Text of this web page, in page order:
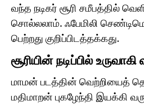
வந்த நடிகர் சூரி சமீபத்தில்
சொல்லலாம். ஃபேமிலி
பெற்றது குறிப்பிடத்தக்கது.
சூரியின் நடிப்பில்
மாமன் படத்தின் வெற்றியைத்
மதிமாறன் புகழேந்தி இயக்கி